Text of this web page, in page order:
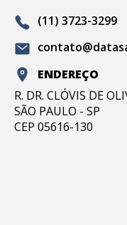
(11) 3723-3299
ENDEREÇO
R. DR. CLÓVIS DE
SÃO PAULO - SP
CEP 05616-130